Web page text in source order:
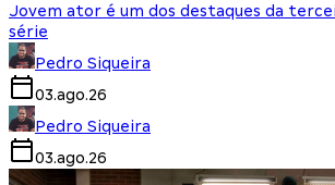
Jovem ator é um dos destaques da
série
Pedro Siqueira
03.ago.26
Pedro Siqueira
03.ago.26